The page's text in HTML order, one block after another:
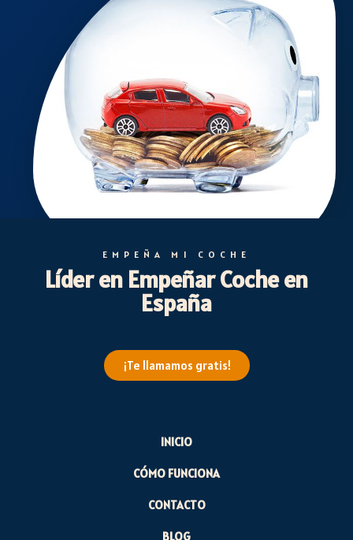
EMPEÑA MI COCHE
Líder en Empeñar Coche en
España
¡Te llamamos gratis!
INICIO
CÓMO FUNCIONA
CONTACTO
BLOG